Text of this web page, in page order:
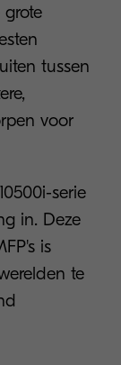
grote
tussen
voor
serie
in. Deze
is
te